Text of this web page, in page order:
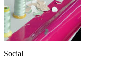
Social